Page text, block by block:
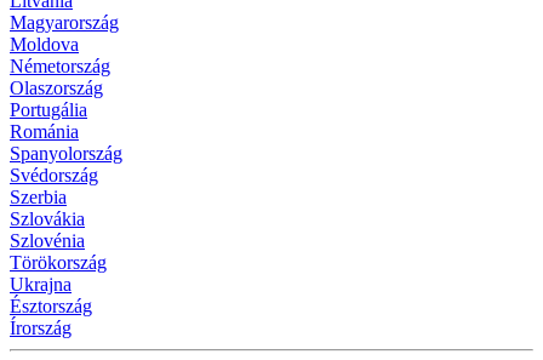
Magyarország
Moldova
Németország
Olaszország
Portugália
Románia
Spanyolország
Svédország
Szerbia
Szlovákia
Szlovénia
Törökország
Ukrajna
Észtország
Írország